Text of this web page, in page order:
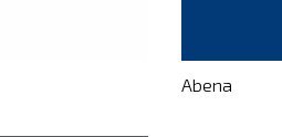
Abena